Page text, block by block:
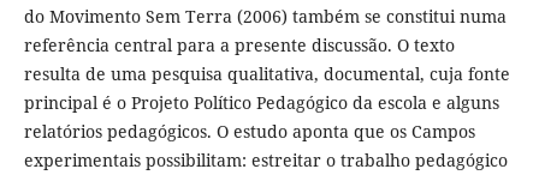
do Movimento Sem Terra (2006) também se constitui numa
referência central para a presente discussão. O texto
resulta de uma pesquisa qualitativa, documental, cuja fonte
principal é o Projeto Político Pedagógico da escola e alguns
relatórios pedagógicos. O estudo aponta que os Campos
experimentais possibilitam: estreitar o trabalho pedagógico